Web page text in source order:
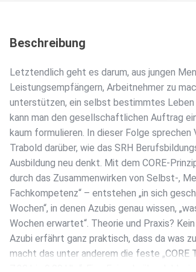
Beschreibung
Letztendlich geht es darum, aus jungen
Leistungsempfängern, Arbeitnehmer zu
unterstützen, ein selbst bestimmtes Leben
kann man den gesellschaftlichen Auftrag
kaum formulieren. In dieser Folge sprechen
Trabold darüber, wie das SRH
Ausbildung neu denkt. Mit dem CORE-
durch das Zusammenwirken von Selbst-,
Fachkompetenz“ – entstehen „in sich
Wochen“, in denen Azubis genau wissen,
Wochen erwartet“. Theorie und Praxis?
Azubi erfährt ganz praktisch, dass da was
macht das unter anderem die feste